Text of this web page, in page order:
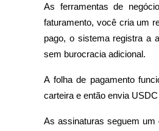
As ferramentas de
faturamento, você cria um
pago, o sistema registra a
sem burocracia adicional.
A folha de pagamento
carteira e então envia
As assinaturas seguem um